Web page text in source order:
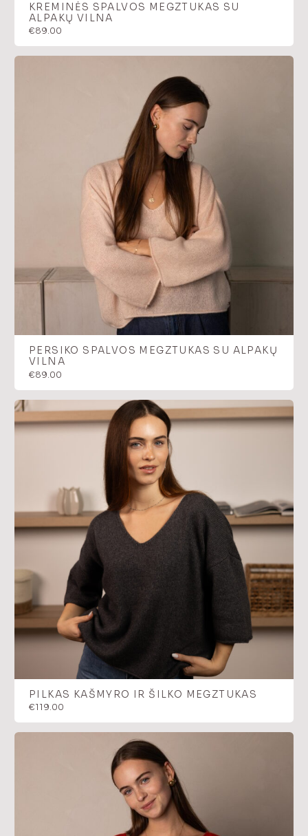
KREMINĖS SPALVOS MEGZTUKAS SU
ALPAKŲ VILNA
€89.00
PERSIKO SPALVOS MEGZTUKAS SU ALPAKŲ
VILNA
€89.00
PILKAS KAŠMYRO IR ŠILKO MEGZTUKAS
€119.00